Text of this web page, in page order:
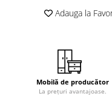
Adauga la
Mobilă de producător
La prețuri avantajoase.